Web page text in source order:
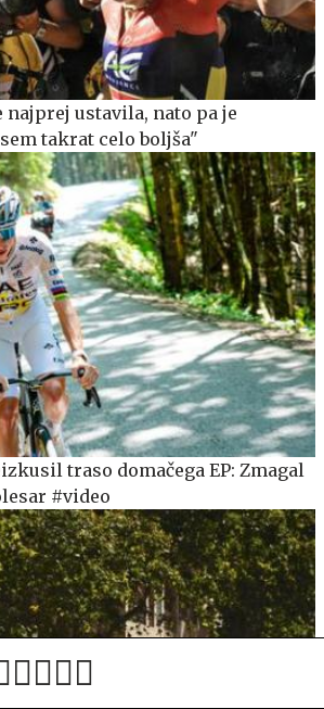
ustavila, nato pa je
takrat celo boljša"
traso domačega EP: Zmagal
#video